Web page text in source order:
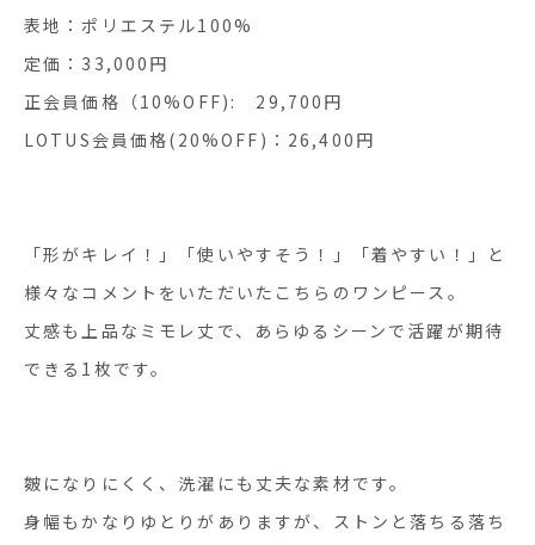
表地：ポリエステル100%
定価：33,000円
正会員価格（10%OFF): 29,700円
LOTUS会員価格(20%OFF)：26,400円
「形がキレイ！」「使いやすそう！」「着やすい！」と
様々なコメントをいただいたこちらのワンピース。
丈感も上品なミモレ丈で、あらゆるシーンで活躍が期待
できる1枚です。
皴になりにくく、洗濯にも丈夫な素材です。
身幅もかなりゆとりがありますが、ストンと落ちる落ち